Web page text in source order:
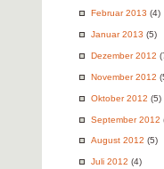
Februar 2013 (4)
Januar 2013 (5)
Dezember 2012
November 2012
Oktober 2012 (5)
September 2012
August 2012 (5)
Juli 2012 (4)